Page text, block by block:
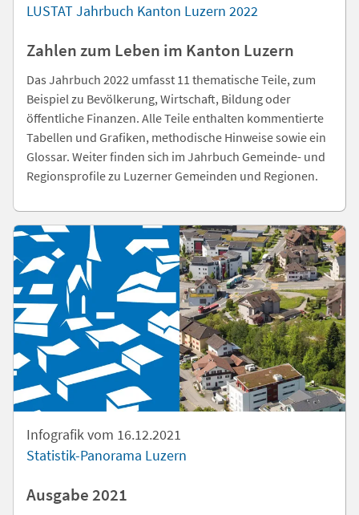
LUSTAT Jahrbuch Kanton Luzern 2022
Zahlen zum Leben im Kanton Luzern
Das Jahrbuch 2022 umfasst 11 thematische Teile, zum
Beispiel zu Bevölkerung, Wirtschaft, Bildung oder
öffentliche Finanzen. Alle Teile enthalten kommentierte
Tabellen und Grafiken, methodische Hinweise sowie ein
Glossar. Weiter finden sich im Jahrbuch Gemeinde- und
Regionsprofile zu Luzerner Gemeinden und Regionen.
Infografik vom 16.12.2021
Statistik-Panorama Luzern
Ausgabe 2021